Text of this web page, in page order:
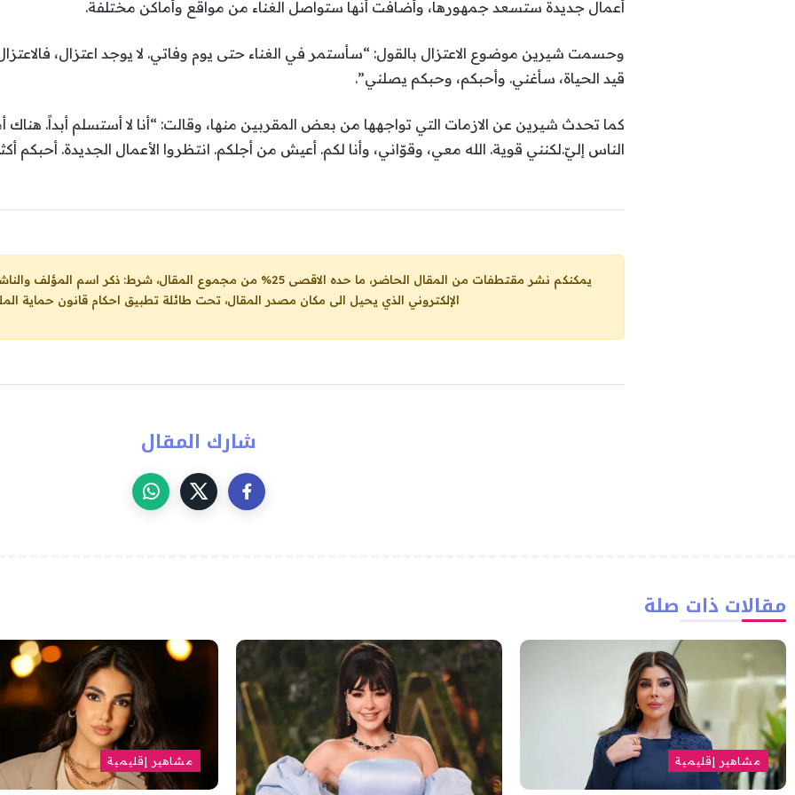
أعمال جديدة ستسعد جمهورها، وأضافت أنها ستواصل الغناء من مواقع وأماكن مختلفة.
وحسمت شيرين موضوع الاعتزال بالقول: “سأستمر في الغناء حتى يوم وفاتي. لا يوجد اعتزال،
قيد الحياة، سأغني. وأحبكم، وحبكم يصلني”.
كما تحدث شيرين عن الازمات التي تواجهها من بعض المقربين منها، وقالت: “أنا لا أستسلم أبداً.
الناس إليّ.لكنني قوية. الله معي، وقوّاني، وأنا لكم. أعيش من أجلكم. انتظروا الأعمال الجديدة. أحبكم
يمكنكم نشر مقتطفات من المقال الحاضر، ما حده الاقصى 25% من مجموع المقال، شرط: ذكر اسم المؤلف والناشر ووضع رابط
الإلكتروني الذي يحيل الى مكان مصدر المقال، تحت طائلة تطبيق احكام قانون حماية
شارك المقال
مقالات ذات صلة
مشاهير إقليمية مشاهير إقليمية